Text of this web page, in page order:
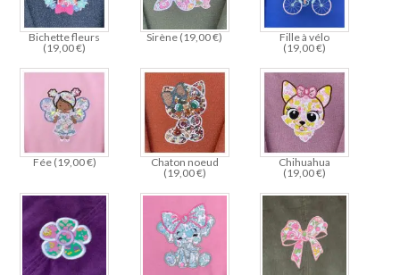
Bichette fleurs
(19,00€)
Sirène (19,00€)
Fille à vélo
(19,00€)
Fée (19,00€)
Chaton noeud
(19,00€)
Chihuahua
(19,00€)